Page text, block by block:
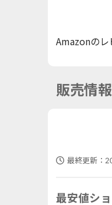
Amazonのレ
販売情報
最終更新：
最安値シ